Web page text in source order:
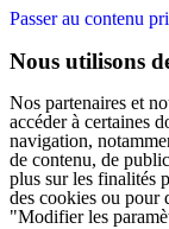
Passer au contenu
Nous utilisons
Nos partenaires et
accéder à certaines
navigation,
de contenu, de
plus sur les finalités
des cookies ou pour
"Modifier les